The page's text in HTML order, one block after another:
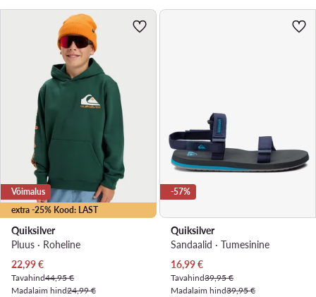
extra -25% Kood: LAST
Võimalus
Quiksilver
Pluus · Roheline
Praegune hind
22,99€
Tavahind44,95 €
Madalaim hind24,99 €
-57%
Quiksilver
Sandaalid · Tumesinine
Praegune hind
16,99€
Tavahind39,95 €
Madalaim hind39,95 €